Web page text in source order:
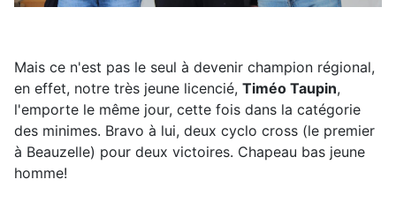
Mais ce n'est pas le seul à devenir champion régional,
en effet, notre très jeune licencié, Timéo Taupin,
l'emporte le même jour, cette fois dans la catégorie
des minimes. Bravo à lui, deux cyclo cross (le premier
à Beauzelle) pour deux victoires. Chapeau bas jeune
homme!